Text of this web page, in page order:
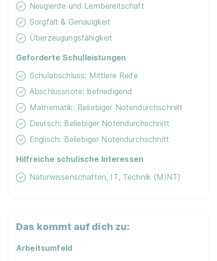
Neugierde und Lernbereitschaft
Sorgfalt & Genauigkeit
Überzeugungsfähigkeit
Geforderte Schulleistungen
Schulabschluss: Mittlere Reife
Abschlussnote: befriedigend
Mathematik: Beliebiger Notendurchschnitt
Deutsch: Beliebiger Notendurchschnitt
Englisch: Beliebiger Notendurchschnitt
Hilfreiche schulische Interessen
Naturwissenschaften, IT, Technik (MINT)
Das kommt auf dich zu:
Arbeitsumfeld